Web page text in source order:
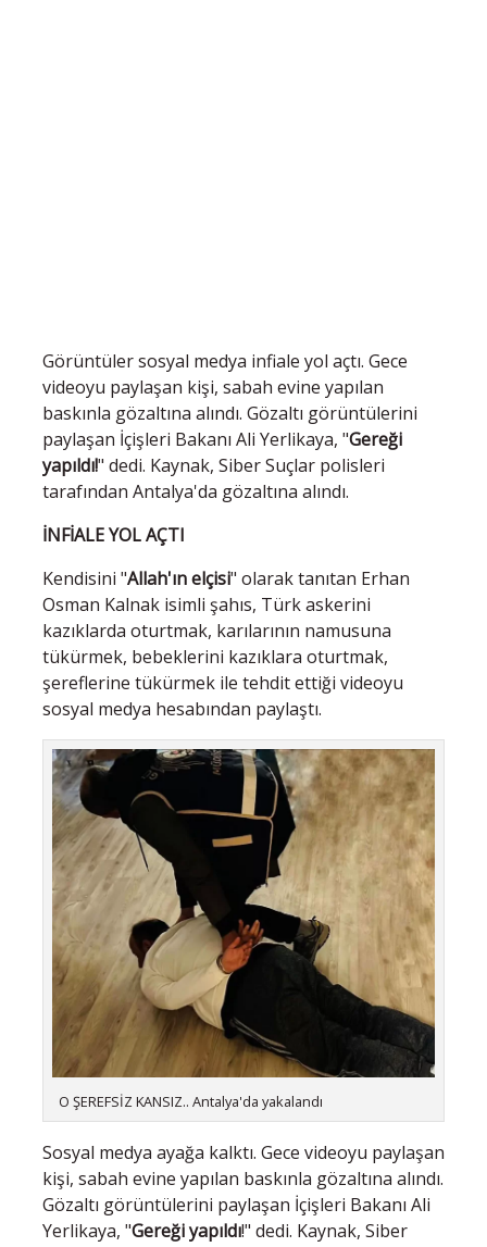
Görüntüler sosyal medya infiale yol açtı. Gece
videoyu paylaşan kişi, sabah evine yapılan
baskınla gözaltına alındı. Gözaltı görüntülerini
paylaşan İçişleri Bakanı Ali Yerlikaya, "Gereği
yapıldı!" dedi. Kaynak, Siber Suçlar polisleri
tarafından Antalya'da gözaltına alındı.
İNFİALE YOL AÇTI
Kendisini "Allah'ın elçisi" olarak tanıtan Erhan
Osman Kalnak isimli şahıs, Türk askerini
kazıklarda oturtmak, karılarının namusuna
tükürmek, bebeklerini kazıklara oturtmak,
şereflerine tükürmek ile tehdit ettiği videoyu
sosyal medya hesabından paylaştı.
O ŞEREFSİZ KANSIZ.. Antalya'da yakalandı
Sosyal medya ayağa kalktı. Gece videoyu paylaşan
kişi, sabah evine yapılan baskınla gözaltına alındı.
Gözaltı görüntülerini paylaşan İçişleri Bakanı Ali
Yerlikaya, "Gereği yapıldı!" dedi. Kaynak, Siber